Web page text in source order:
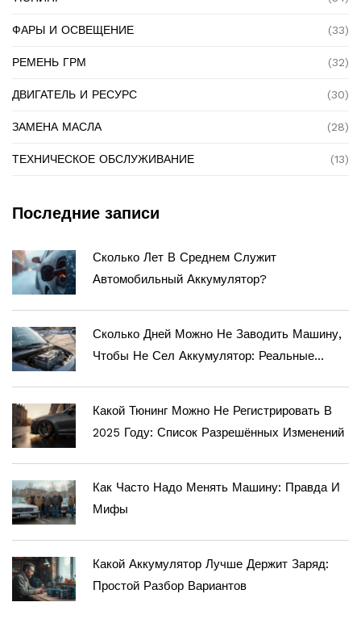
ФАРЫ И ОСВЕЩЕНИЕ (33)
РЕМЕНЬ ГРМ (32)
ДВИГАТЕЛЬ И РЕСУРС (30)
ЗАМЕНА МАСЛА (28)
ТЕХНИЧЕСКОЕ ОБСЛУЖИВАНИЕ (13)
Последние записи
Сколько Лет В Среднем Служит
Автомобильный Аккумулятор?
Сколько Дней Можно Не Заводить Машину,
Чтобы Не Сел Аккумулятор: Реальные
Какой Тюнинг Можно Не Регистрировать В
2025 Году: Список Разрешённых Изменений
Как Часто Надо Менять Машину: Правда И
Мифы
Какой Аккумулятор Лучше Держит Заряд:
Простой Разбор Вариантов